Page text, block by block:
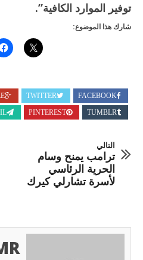
توفير الموارد الكافية”.
شارك هذا الموضوع:
FACEBOOK
TWITTER
TUMBLR
PINTEREST
التالي
ترامب يمنح وسام
الحرية الرئاسي
لأسرة تشارلي كيرك